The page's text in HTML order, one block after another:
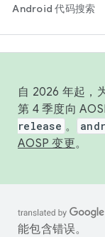
Android 代码搜索
自 2026 年起，
第 4 季度向
release 。
AOSP 变更。
能包含错误。